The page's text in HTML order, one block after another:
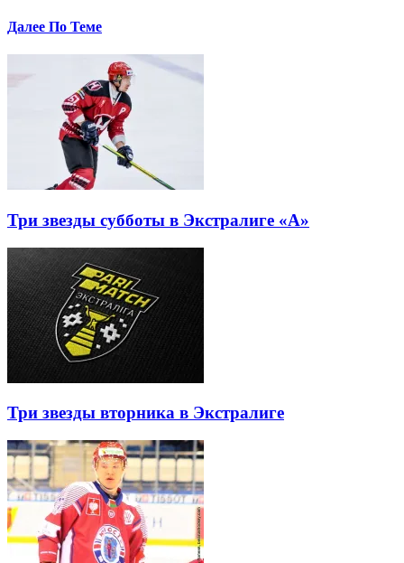
Далее По Теме
Три звезды субботы в Экстралиге «А»
Три звезды вторника в Экстралиге